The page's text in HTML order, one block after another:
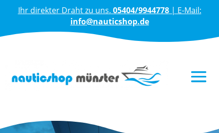
Ihr direkter Draht zu uns. 05404/9944778| E-Mail:
info@nauticshop.de